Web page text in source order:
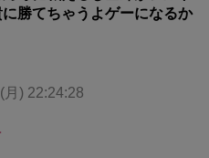
勝てちゃうよゲーになるか
月) 22:24:28